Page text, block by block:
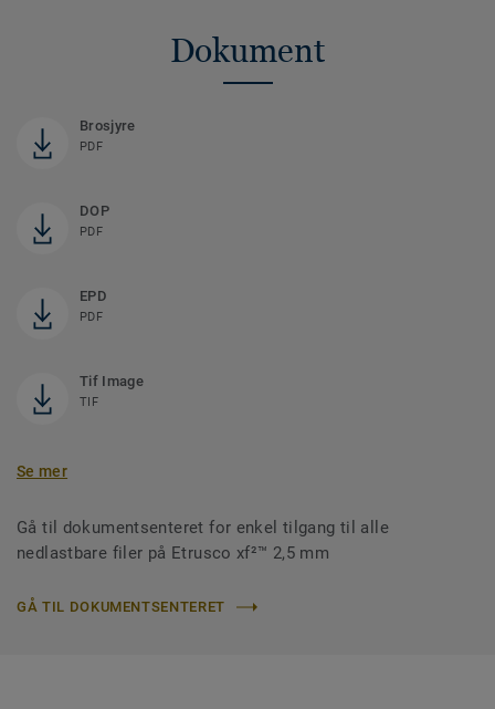
Dokument
Brosjyre
PDF
DOP
PDF
EPD
PDF
Tif Image
TIF
Se mer
Gå til dokumentsenteret for enkel tilgang til alle
nedlastbare filer på Etrusco xf²™ 2,5 mm
GÅ TIL DOKUMENTSENTERET